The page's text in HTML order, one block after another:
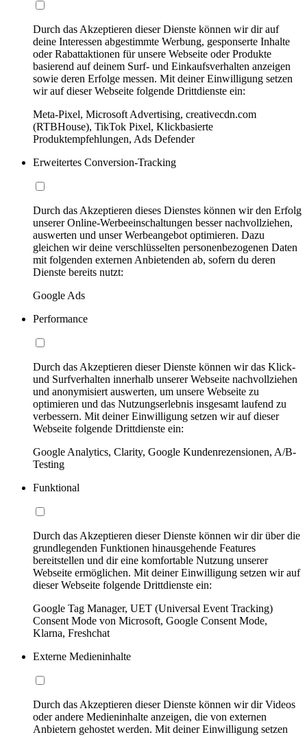
Durch das Akzeptieren dieser Dienste können wir dir auf
deine Interessen abgestimmte Werbung, gesponserte Inhalte
oder Rabattaktionen für unsere Webseite oder Produkte
basierend auf deinem Surf- und Einkaufsverhalten anzeigen
sowie deren Erfolge messen. Mit deiner Einwilligung setzen
wir auf dieser Webseite folgende Drittdienste ein:
Meta-Pixel, Microsoft Advertising, creativecdn.com
(RTBHouse), TikTok Pixel, Klickbasierte
Produktempfehlungen, Ads Defender
Erweitertes Conversion-Tracking
Durch das Akzeptieren dieses Dienstes können wir den Erfolg
unserer Online-Werbeeinschaltungen besser nachvollziehen,
auswerten und unser Werbeangebot optimieren. Dazu
gleichen wir deine verschlüsselten personenbezogenen Daten
mit folgenden externen Anbietenden ab, sofern du deren
Dienste bereits nutzt:
Google Ads
Performance
Durch das Akzeptieren dieser Dienste können wir das Klick-
und Surfverhalten innerhalb unserer Webseite nachvollziehen
und anonymisiert auswerten, um unsere Webseite zu
optimieren und das Nutzungserlebnis insgesamt laufend zu
verbessern. Mit deiner Einwilligung setzen wir auf dieser
Webseite folgende Drittdienste ein:
Google Analytics, Clarity, Google Kundenrezensionen, A/B-
Testing
Funktional
Durch das Akzeptieren dieser Dienste können wir dir über die
grundlegenden Funktionen hinausgehende Features
bereitstellen und dir eine komfortable Nutzung unserer
Webseite ermöglichen. Mit deiner Einwilligung setzen wir auf
dieser Webseite folgende Drittdienste ein:
Google Tag Manager, UET (Universal Event Tracking)
Consent Mode von Microsoft, Google Consent Mode,
Klarna, Freshchat
Externe Medieninhalte
Durch das Akzeptieren dieser Dienste können wir dir Videos
oder andere Medieninhalte anzeigen, die von externen
Anbietern gehostet werden. Mit deiner Einwilligung setzen